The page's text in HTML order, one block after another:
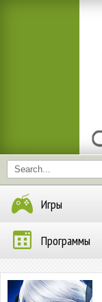
Игры
Программы